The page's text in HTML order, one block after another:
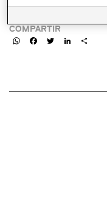
LINK:
COMPARTIR
WhatsAppFacebookTwitterLinkedIn